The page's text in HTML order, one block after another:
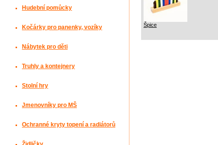
Špice
Hudební pomůcky
Kočárky pro panenky, vozíky
Nábytek pro děti
Truhly a kontejnery
Stolní hry
Jmenovníky pro MŠ
Ochranné kryty topení a radiátorů